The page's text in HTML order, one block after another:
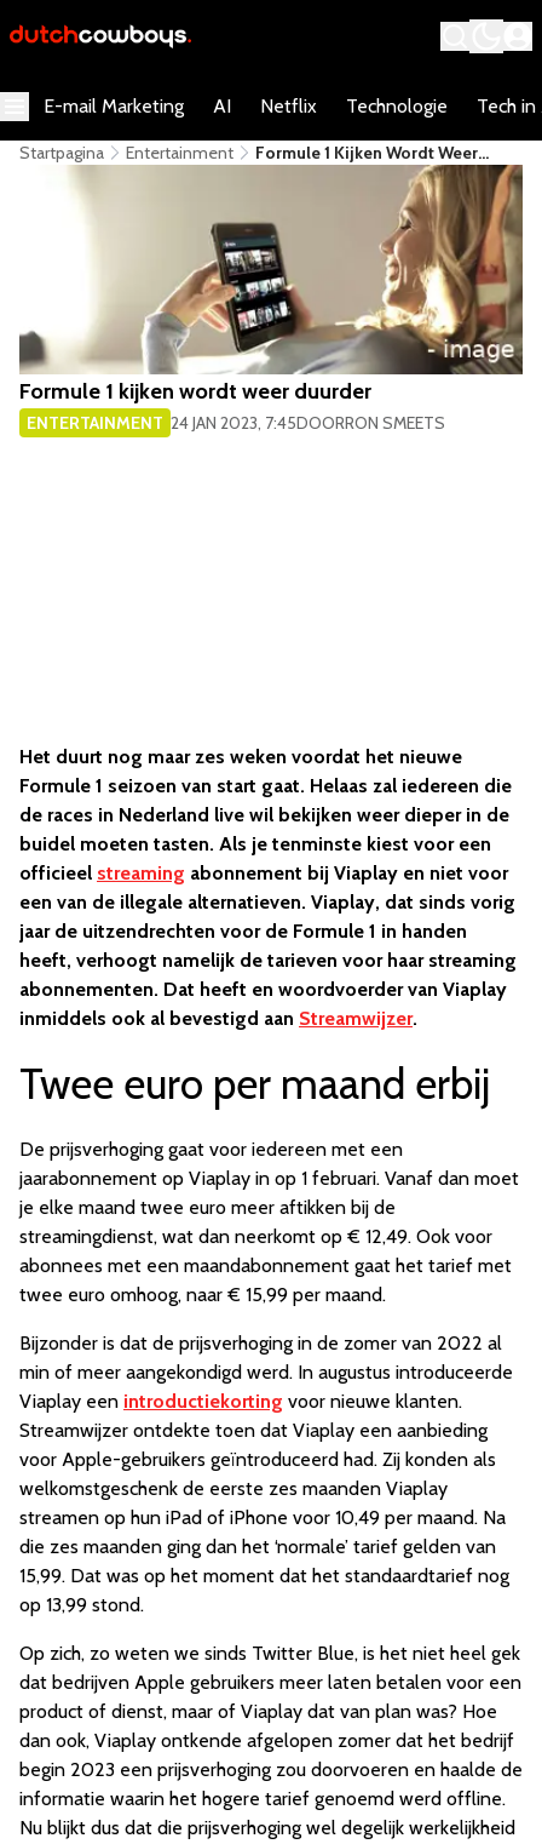
E-mail Marketing AI Netflix Technologie Tech in
Startpagina Entertainment
Formule 1 Kijken Wordt Weer
Formule 1 kijken wordt weer duurder
ENTERTAINMENT 24 JAN 2023, 7:45DOORRON SMEETS
Het duurt nog maar zes weken voordat het nieuwe
Formule 1 seizoen van start gaat. Helaas zal iedereen die
de races in Nederland live wil bekijken weer dieper in de
buidel moeten tasten. Als je tenminste kiest voor een
officieel streaming abonnement bij Viaplay en niet voor
een van de illegale alternatieven. Viaplay, dat sinds vorig
jaar de uitzendrechten voor de Formule 1 in handen
heeft, verhoogt namelijk de tarieven voor haar streaming
abonnementen. Dat heeft en woordvoerder van Viaplay
inmiddels ook al bevestigd aan Streamwijzer.
Twee euro per maand erbij
De prijsverhoging gaat voor iedereen met een
jaarabonnement op Viaplay in op 1 februari. Vanaf dan moet
je elke maand twee euro meer aftikken bij de
streamingdienst, wat dan neerkomt op € 12,49. Ook voor
abonnees met een maandabonnement gaat het tarief met
twee euro omhoog, naar € 15,99 per maand.
Bijzonder is dat de prijsverhoging in de zomer van 2022 al
min of meer aangekondigd werd. In augustus introduceerde
Viaplay een introductiekorting voor nieuwe klanten.
Streamwijzer ontdekte toen dat Viaplay een aanbieding
voor Apple-gebruikers geïntroduceerd had. Zij konden als
welkomstgeschenk de eerste zes maanden Viaplay
streamen op hun iPad of iPhone voor 10,49 per maand. Na
die zes maanden ging dan het ‘normale’ tarief gelden van
15,99. Dat was op het moment dat het standaardtarief nog
op 13,99 stond.
Op zich, zo weten we sinds Twitter Blue, is het niet heel gek
dat bedrijven Apple gebruikers meer laten betalen voor een
product of dienst, maar of Viaplay dat van plan was? Hoe
dan ook, Viaplay ontkende afgelopen zomer dat het bedrijf
begin 2023 een prijsverhoging zou doorvoeren en haalde de
informatie waarin het hogere tarief genoemd werd offline.
Nu blijkt dus dat die prijsverhoging wel degelijk werkelijkheid